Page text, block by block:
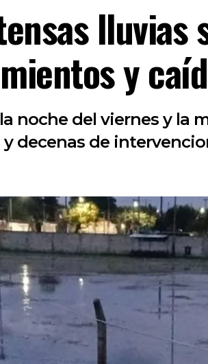
lluvias
y
noche del viernes y la
decenas de